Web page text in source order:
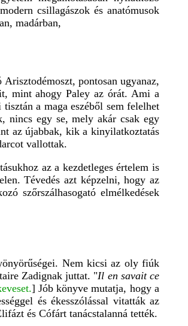
csillagászok és anatómusok
madárban,
pontosan ugyanaz,
mint ahogy Paley az órát. Ami a
a maga eszéből sem felelhet
nincs egy se, mely akár csak egy
az újabbak, kik a kinyilatkoztatás
vallottak.
az a kezdetleges értelem is
Tévedés azt képzelni, hogy az
szőrszálhasogató elmélkedések
Nem kicsi az oly fiúk
Zadignak juttat. "Il en savait ce
] Jób könyve mutatja, hogy a
és ékesszólással vitatták az
és Cófárt tanácstalanná tették.